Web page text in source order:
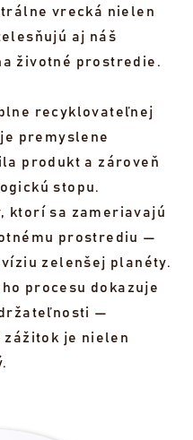
vrecká nielen
aj náš
životné prostredie.
recyklovateľnej
premyslene
produkt a zároveň
stopu.
ktorí sa zameriavajú
prostrediu —
zelenšej planéty.
procesu dokazuje
—
zážitok je nielen